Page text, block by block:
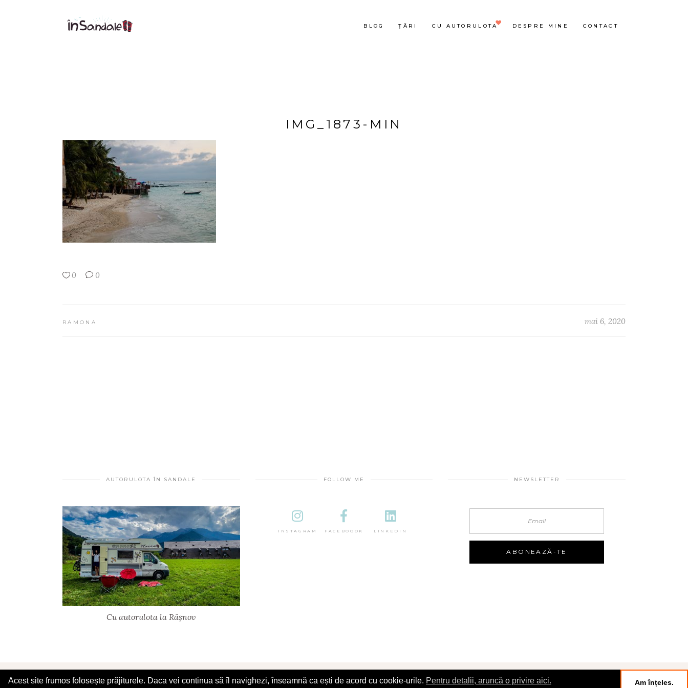
BLOG ȚĂRI CU AUTORULOTA DESPRE MINE CONTACT
IMG_1873-MIN
0 0
RAMONA mai 6, 2020
AUTORULOTA ÎN SANDALE
Cu autorulota la Râșnov
FOLLOW ME
INSTAGRAM FACEBOOOK LINKEDIN
NEWSLETTER
© 2025 În Sandale
Acest site frumos folosește prăjiturele. Daca vei continua să îl navighezi, înseamnă ca ești de acord cu cookie-urile. Pentru detalii, aruncă o privire aici. Am înțeles.